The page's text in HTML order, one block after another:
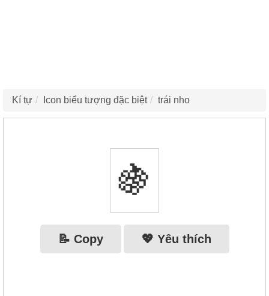
Kí tự Icon biểu tượng đặc biệt trái nho
🍇
📝 Copy 💖 Yêu thích